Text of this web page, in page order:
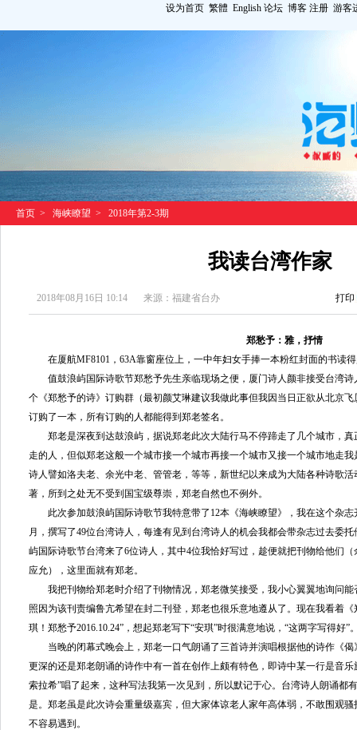
设为首页 繁體 English 论坛 博客 注册 游客
首页 > 海峡瞭望 > 2018年第2-3期
我读台湾作家
2018年08月16日 10:14 来源：福建省台办 打印
郑愁予：雅，抒情
在厦航MF8101，63A靠窗座位上，一中年妇女手捧一本粉红封面的书读
值鼓浪屿国际诗歌节郑愁予先生亲临现场之便，厦门诗人颜非接受台湾诗
个《郑愁予的诗》订购群（最初颜艾琳建议我做此事但我因当日正欲从北京
订购了一本，所有订购的人都能得到郑老签名。
郑老是深夜到达鼓浪屿，据说郑老此次大陆行马不停蹄走了几个城市，真
走的人，但似郑老这般一个城市接一个城市再接一个城市又接一个城市地走
诗人譬如洛夫老、余光中老、管管老，等等，新世纪以来成为大陆各种诗歌
著，所到之处无不受到国宝级尊崇，郑老自然也不例外。
此次参加鼓浪屿国际诗歌节我特意带了12本《海峡瞭望》，我在这个杂志
月，撰写了49位台湾诗人，每逢有见到台湾诗人的机会我都会带杂志过去委
屿国际诗歌节台湾来了6位诗人，其中4位我恰好写过，趁便就把刊物给他们
应允），这里面就有郑老。
我把刊物给郑老时介绍了刊物情况，郑老微笑接受，我小心翼翼地询问能
照因为该刊责编鲁亢希望在封二刊登，郑老也很乐意地遵从了。现在我看着
琪！郑愁予2016.10.24”，想起郑老写下“安琪”时很满意地说，“这两字写得好”
当晚的闭幕式晚会上，郑老一口气朗诵了三首诗并演唱根据他的诗作《偈
更深的还是郑老朗诵的诗作中有一首在创作上颇有特色，即诗中某一行是音
索拉希”唱了起来，这种写法我第一次见到，所以默记于心。台湾诗人朗诵都
是。郑老虽是此次诗会重量级嘉宾，但大家体谅老人家年高体弱，不敢围观
不容易遇到。